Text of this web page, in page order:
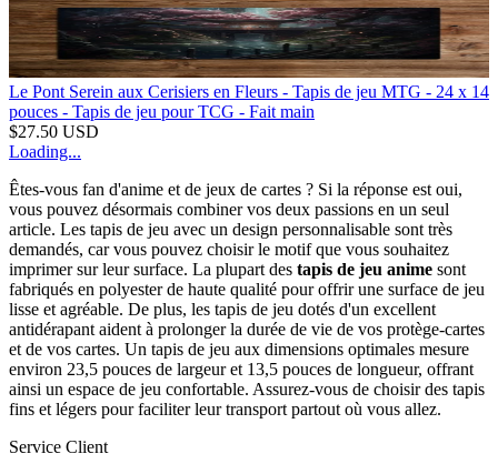
Le Pont Serein aux Cerisiers en Fleurs - Tapis de jeu MTG - 24 x 14
pouces - Tapis de jeu pour TCG - Fait main
$27.50 USD
Loading...
Êtes-vous fan d'anime et de jeux de cartes ? Si la réponse est oui,
vous pouvez désormais combiner vos deux passions en un seul
article. Les tapis de jeu avec un design personnalisable sont très
demandés, car vous pouvez choisir le motif que vous souhaitez
imprimer sur leur surface. La plupart des tapis de jeu anime sont
fabriqués en polyester de haute qualité pour offrir une surface de jeu
lisse et agréable. De plus, les tapis de jeu dotés d'un excellent
antidérapant aident à prolonger la durée de vie de vos protège-cartes
et de vos cartes. Un tapis de jeu aux dimensions optimales mesure
environ 23,5 pouces de largeur et 13,5 pouces de longueur, offrant
ainsi un espace de jeu confortable. Assurez-vous de choisir des tapis
fins et légers pour faciliter leur transport partout où vous allez.
Service Client